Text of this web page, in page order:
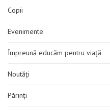
Copii
Evenimente
Împreună educăm pentru viață
Noutăți
Părinți